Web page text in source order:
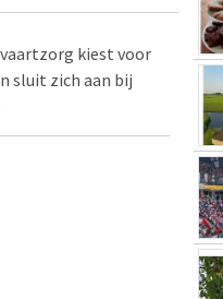
kiest voor
sluit zich aan bij